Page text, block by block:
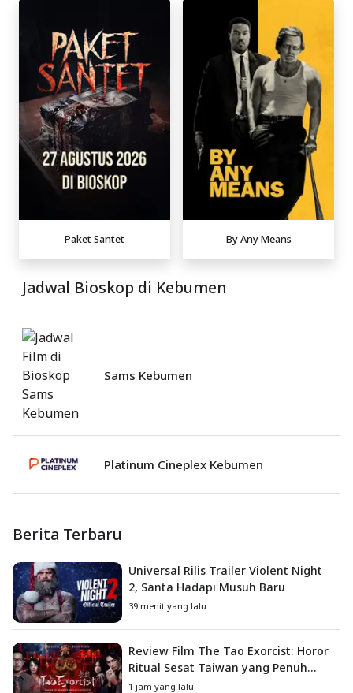
Paket Santet By Any Means
Jadwal Bioskop di Kebumen
Sams Kebumen
Platinum Cineplex Kebumen
Berita Terbaru
Universal Rilis Trailer Violent Night
2, Santa Hadapi Musuh Baru
39 menit yang lalu
Review Film The Tao Exorcist: Horor
Ritual Sesat Taiwan yang Penuh
Misteri dan Teror Psikologis
1 jam yang lalu